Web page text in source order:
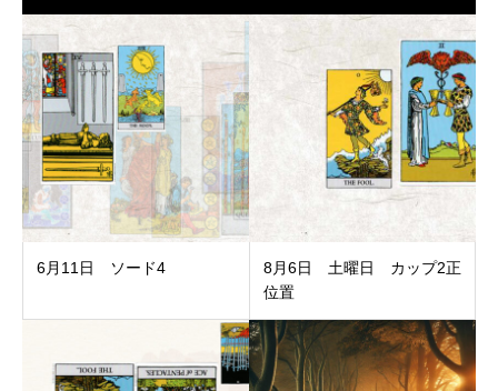
6月11日 ソード4
8月6日 土曜日 カップ2正
位置